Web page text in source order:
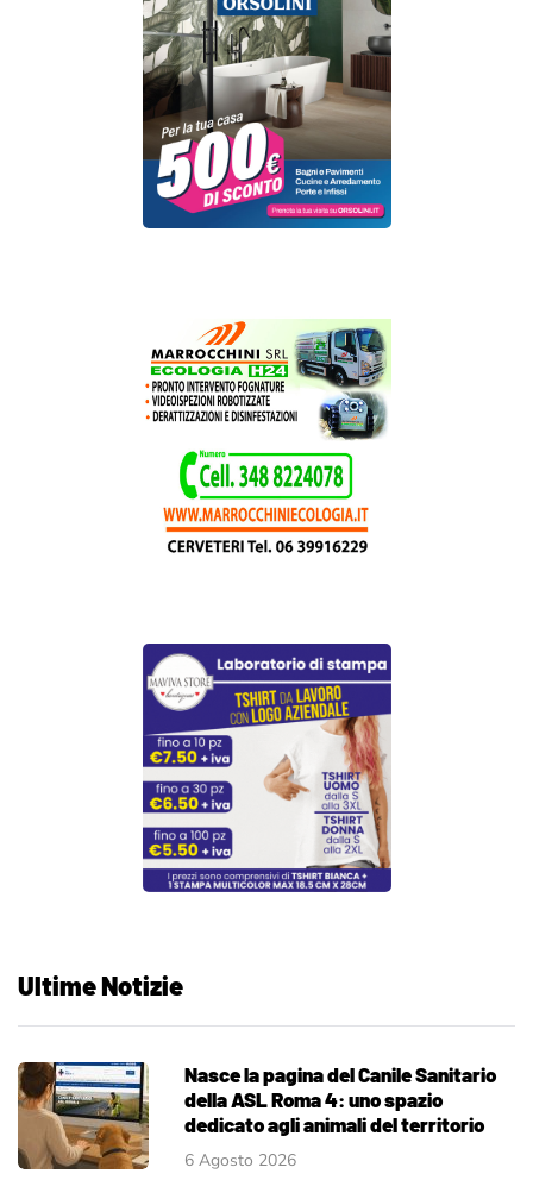
Ultime Notizie
Nasce la pagina del Canile Sanitario
della ASL Roma 4: uno spazio
dedicato agli animali del territorio
6 Agosto 2026